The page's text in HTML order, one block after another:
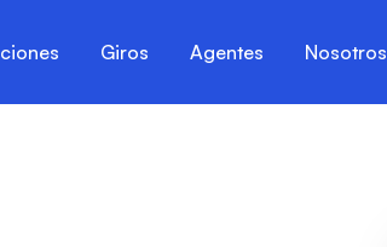
Giros Agentes Nosotros